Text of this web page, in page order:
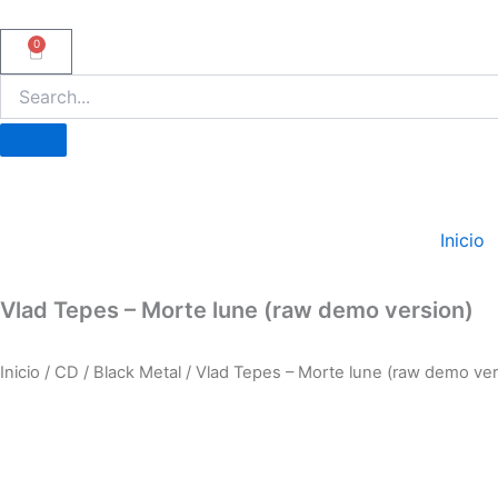
contenido
0
Carrito
Inicio
Vlad Tepes – Morte lune (raw demo version)
Inicio / CD / Black Metal / Vlad Tepes – Morte lune (raw demo